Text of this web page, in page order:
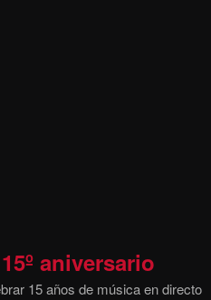
15º aniversario
15 años de música en directo